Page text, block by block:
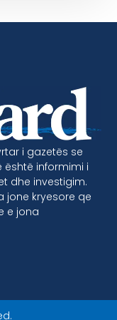
i gazetës se
është informimi i
dhe investigim.
jone kryesore qe
e jona